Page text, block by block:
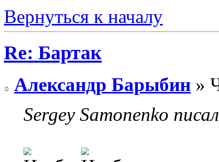
Вернуться к началу
Re: Бартак
Александр Барыбин »
Sergey Samonenko